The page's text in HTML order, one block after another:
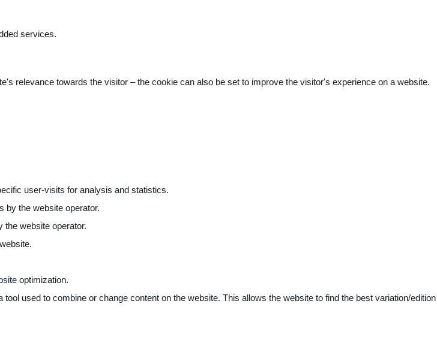
services.
relevance towards the visitor – the cookie can also be set to improve the visitor's experience on a website.
user-visits for analysis and statistics.
by the website operator.
the website operator.
optimization.
used to combine or change content on the website. This allows the website to find the best variation/edition